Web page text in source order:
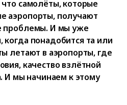
самолёты, которые
аэропорты, получают
проблемы. И мы уже
понадобится та или
летают в аэропорты, где
качество взлётной
И мы начинаем к этому